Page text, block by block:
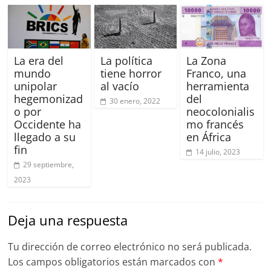
La era del
mundo
unipolar
hegemonizad
o por
Occidente ha
llegado a su
fin
29 septiembre,
2023
La política
tiene horror
al vacío
30 enero, 2022
La Zona
Franco, una
herramienta
del
neocolonialis
mo francés
en África
14 julio, 2023
Deja una respuesta
Tu dirección de correo electrónico no será publicada.
Los campos obligatorios están marcados con*